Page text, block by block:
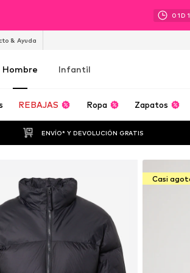
01D
& Ayuda
Hombre Infantil
REBAJAS Ropa Zapatos
ENVÍO* Y DEVOLUCIÓN GRATIS
Casi